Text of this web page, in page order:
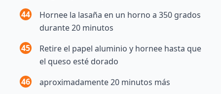
44
Hornee la lasaña en un horno a 350 grados
durante 20 minutos
45
Retire el papel aluminio y hornee hasta que
el queso esté dorado
46
aproximadamente 20 minutos más